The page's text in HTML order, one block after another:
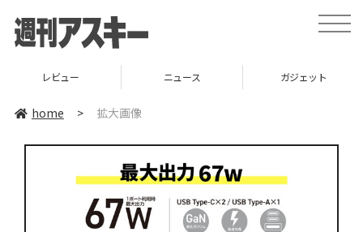
toggle
レビュー ニュース ガジェット
home > 拡大画像